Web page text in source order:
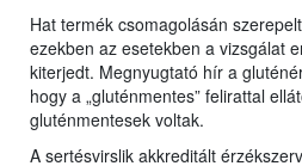
Hat termék csomagolásán
ezekben az esetekben a vizsgálat
kiterjedt. Megnyugtató hír a
hogy a „gluténmentes” felirattal
gluténmentesek voltak.
A sertésvirslik akkreditált